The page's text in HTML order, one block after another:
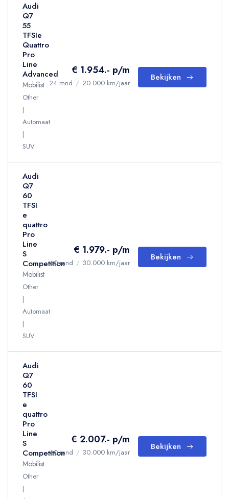
Audi
Q7
55
TFSIe
Quattro
Pro
Line
Advanced
Mobilist
Other
Automaat
SUV
€ 1.954.- p/m
24 mnd / 20.000 km/jaar
Bekijken
Audi
Q7
60
TFSI
e
quattro
Pro
Line
S
Competition
Mobilist
Other
Automaat
SUV
€ 1.979.- p/m
60 mnd / 30.000 km/jaar
Bekijken
Audi
Q7
60
TFSI
e
quattro
Pro
Line
S
Competition
Mobilist
Other
€ 2.007.- p/m
60 mnd / 30.000 km/jaar
Bekijken